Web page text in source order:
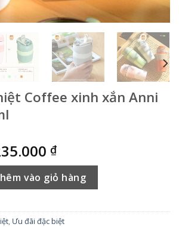
Coffee xinh xắn Anni
₫.
₫Giá
hiện
tại
là:
235.000 ₫.
xinh xắn Anni Home– 500ml số lượng
vào giỏ hàng
, Ưu đãi đặc biệt